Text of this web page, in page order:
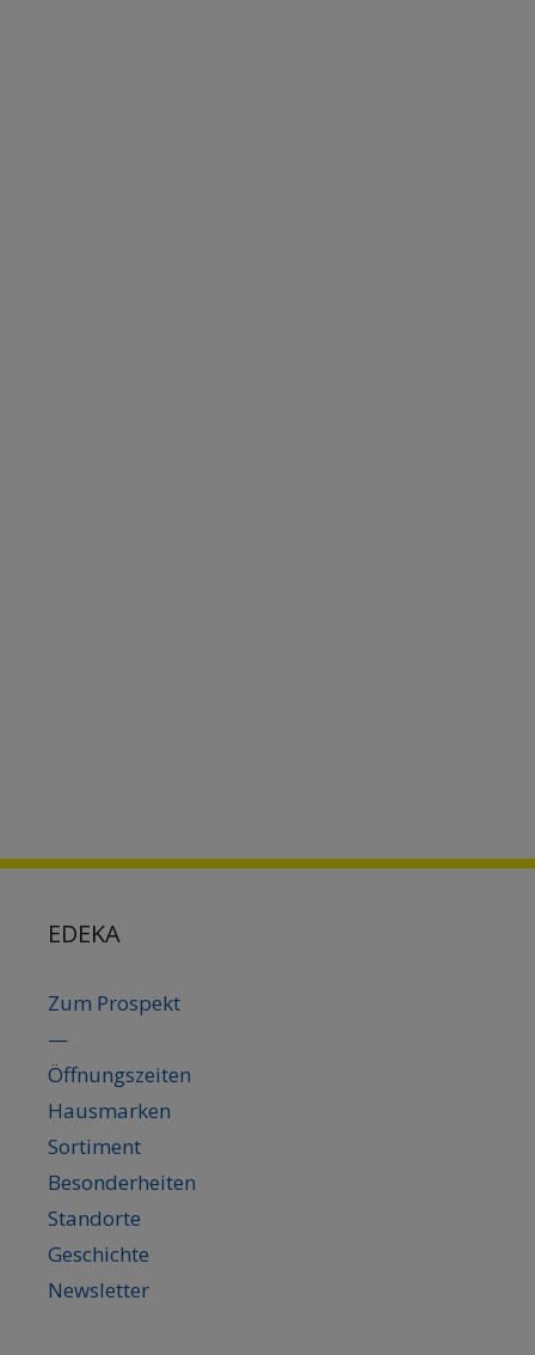
EDEKA
Zum Prospekt
—
Öffnungszeiten
Hausmarken
Sortiment
Besonderheiten
Standorte
Geschichte
Newsletter